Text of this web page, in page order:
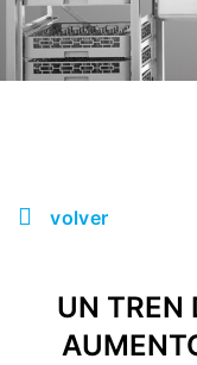
volver
UN TREN